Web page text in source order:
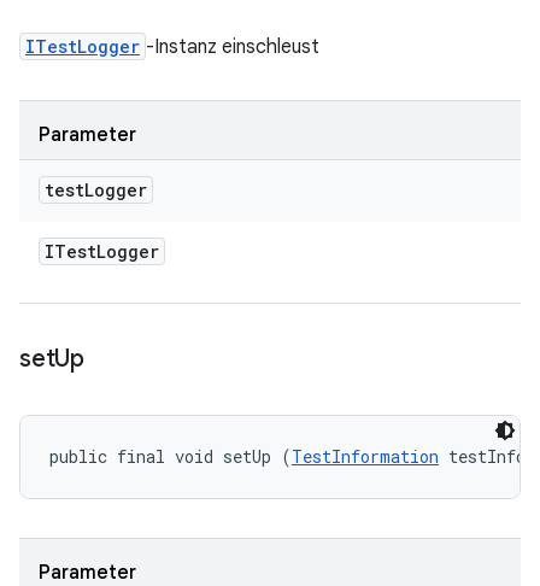
ITestLogger -Instanz einschleust
Parameter
testLogger
ITestLogger
setUp
public final void setUp (TestInformation testInfo)
Parameter